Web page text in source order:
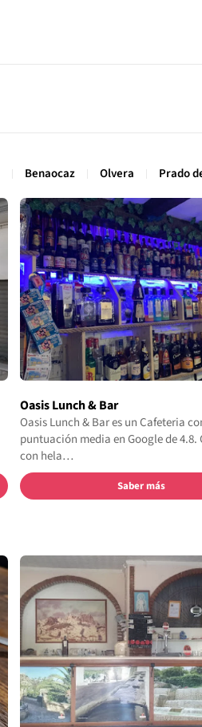
Benaocaz Olvera Prado
Oasis Lunch & Bar
Oasis Lunch & Bar es un Cafeteria
puntuación media en Google de 4.8.
con hela…
Saber más